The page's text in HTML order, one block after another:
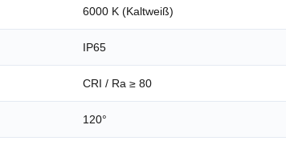
6000 K (Kaltweiß)
IP65
CRI / Ra ≥ 80
120°